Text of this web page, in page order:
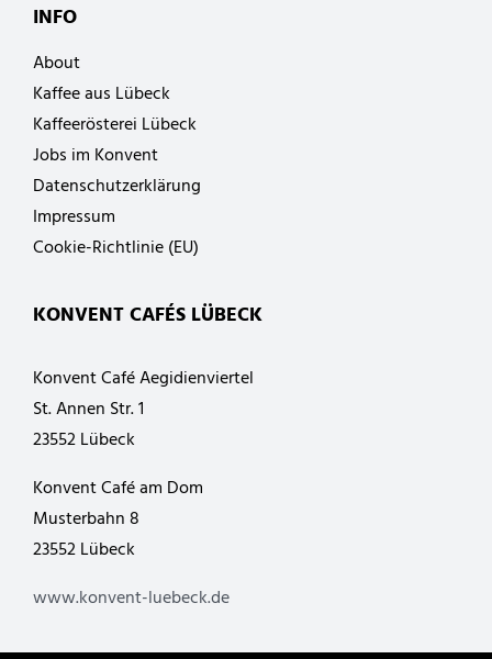
INFO
About
Kaffee aus Lübeck
Kaffeerösterei Lübeck
Jobs im Konvent
Datenschutzerklärung
Impressum
Cookie-Richtlinie (EU)
KONVENT CAFÉS LÜBECK
Konvent Café Aegidienviertel
St. Annen Str. 1
23552 Lübeck
Konvent Café am Dom
Musterbahn 8
23552 Lübeck
www.konvent-luebeck.de